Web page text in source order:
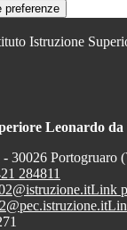
preferenze
Istruzione
Leonardo
30026 Portogruaro
284811
Link